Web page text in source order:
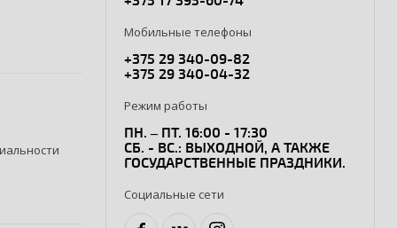
Мобильные телефоны
+375 29 340-09-82
+375 29 340-04-32
Режим работы
ПН. – ПТ. 16:00 - 17:30
СБ. - ВС.: ВЫХОДНОЙ, А ТАКЖЕ
ГОСУДАРСТВЕННЫЕ ПРАЗДНИКИ.
Социальные сети